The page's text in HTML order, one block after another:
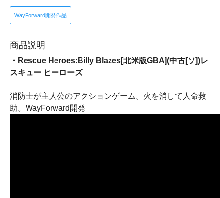
WayForward開発作品
商品説明
・Rescue Heroes:Billy Blazes[北米版GBA](中古[ソ])レ
スキュー ヒーローズ
消防士が主人公のアクションゲーム。火を消して人命救
助。WayForward開発